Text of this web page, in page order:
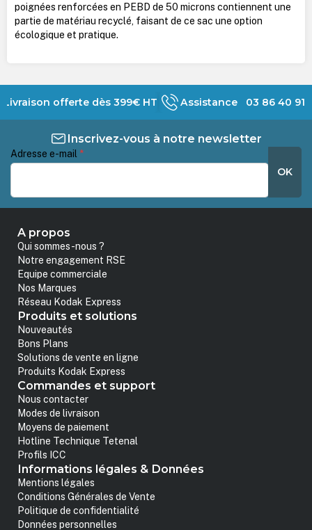
poignées renforcées en PEBD de 50 microns contiennent une
partie de matériau recyclé, faisant de ce sac une option
écologique et pratique.
Livraison offerte dès 399€ HT Assistance 03 86 40 91
Inscrivez-vous à notre newsletter
Adresse e-mail *
OK
A propos
Qui sommes-nous ?
Notre engagement RSE
Equipe commerciale
Nos Marques
Réseau Kodak Express
Produits et solutions
Nouveautés
Bons Plans
Solutions de vente en ligne
Produits Kodak Express
Commandes et support
Nous contacter
Modes de livraison
Moyens de paiement
Hotline Technique Tetenal
Profils ICC
Informations légales & Données
Mentions légales
Conditions Générales de Vente
Politique de confidentialité
Données personnelles